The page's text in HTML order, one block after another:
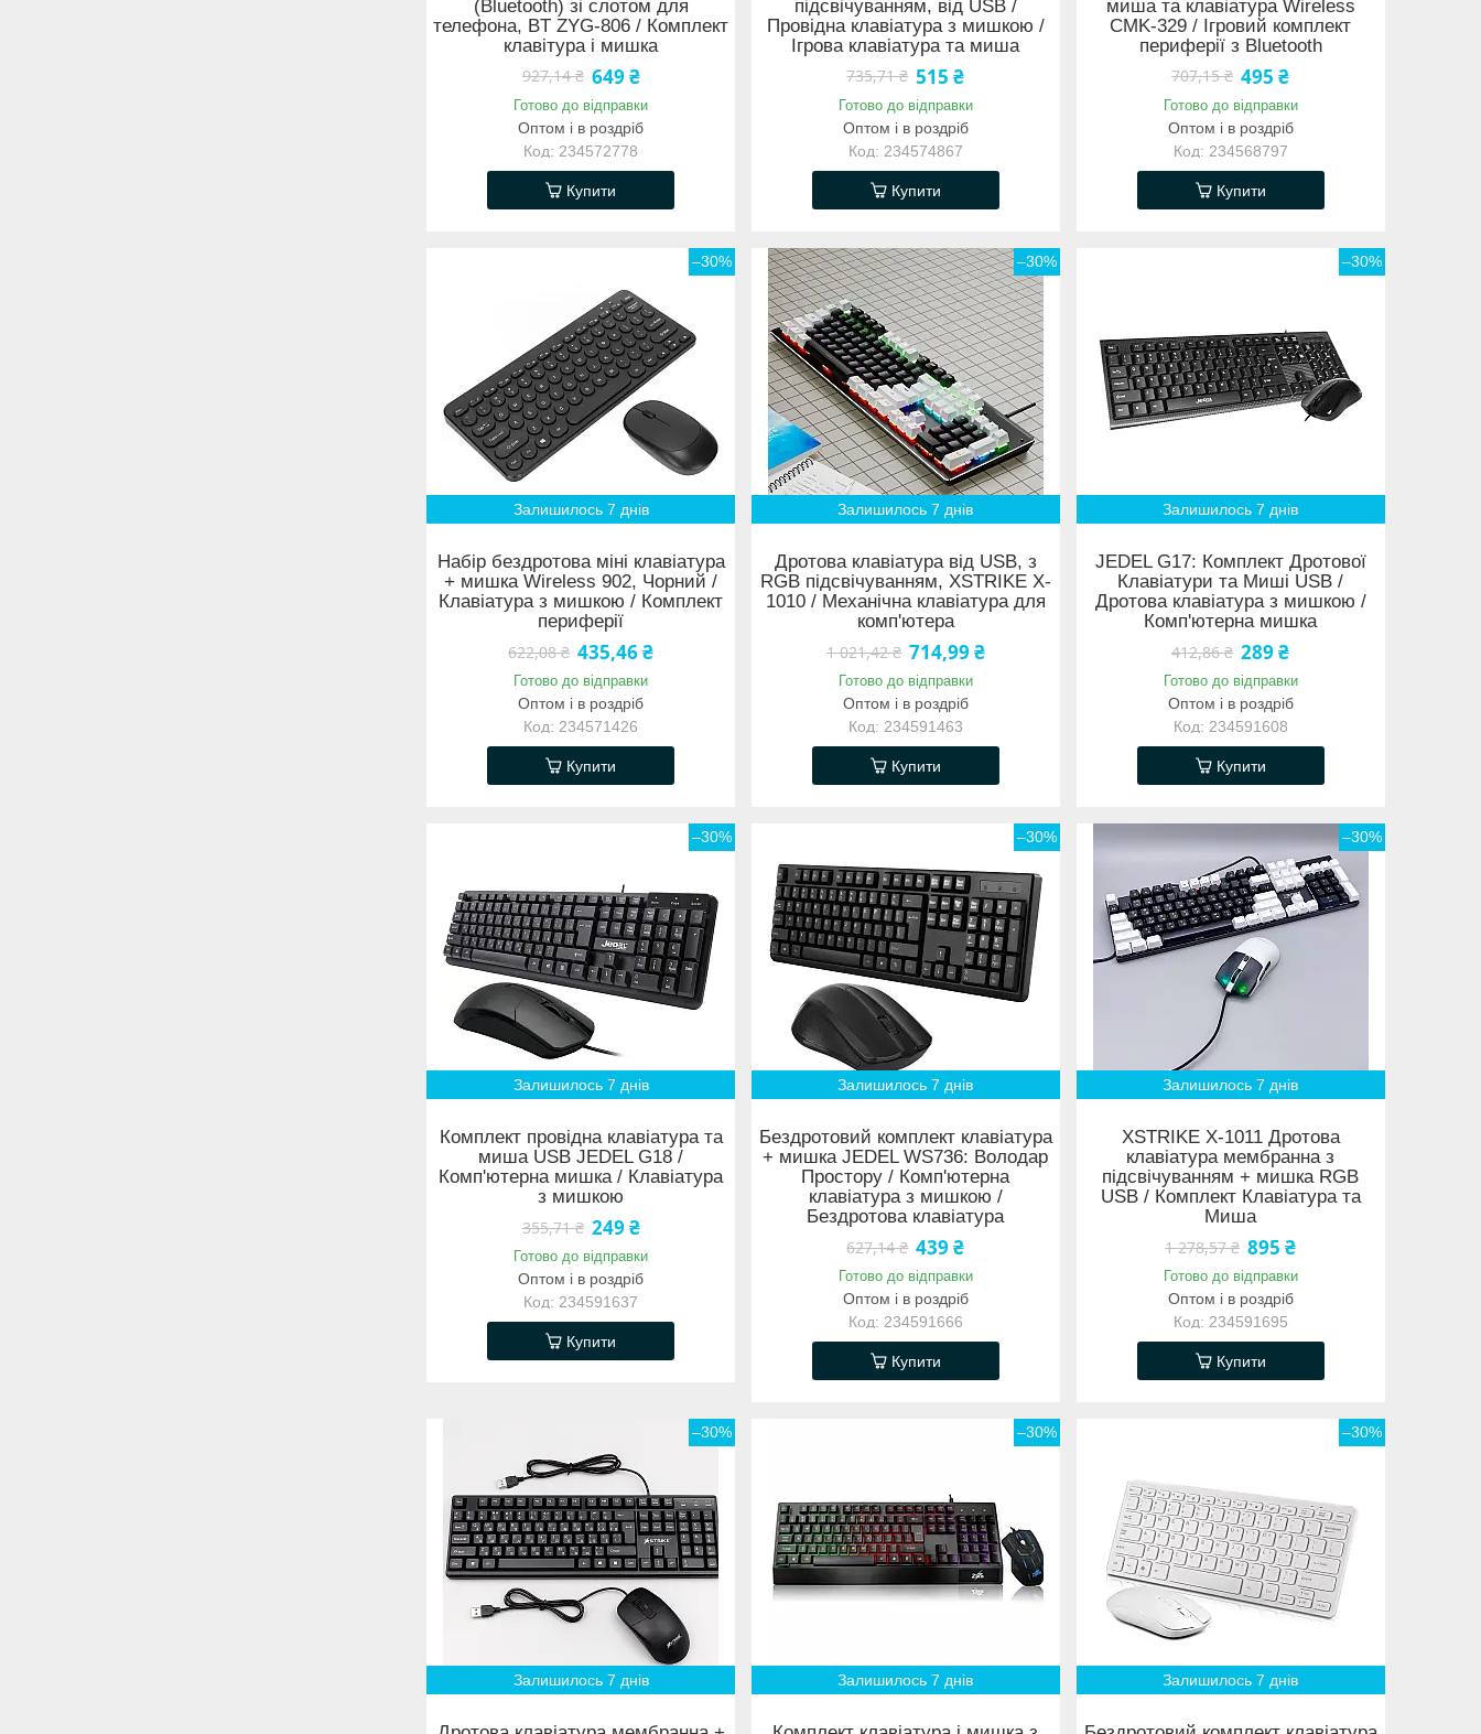
(Bluetooth) зі слотом для
телефона, BT ZYG-806 / Комплект
клавітура і мишка
927,14 ₴ 649 ₴
Готово до відправки
Оптом і в роздріб
234572778
Купити
підсвічуванням, від USB /
Провідна клавіатура з мишкою /
Ігрова клавіатура та миша
735,71 ₴ 515 ₴
Готово до відправки
Оптом і в роздріб
234574867
Купити
миша та клавіатура Wireless
CMK-329 / Ігровий комплект
периферії з Bluetooth
707,15 ₴ 495 ₴
Готово до відправки
Оптом і в роздріб
234568797
Купити
–30%
Залишилось 7 днів
Набір бездротова міні клавіатура
+ мишка Wireless 902, Чорний /
Клавіатура з мишкою / Комплект
периферії
622,08 ₴ 435,46 ₴
Готово до відправки
Оптом і в роздріб
234571426
Купити
–30%
Залишилось 7 днів
Дротова клавіатура від USB, з
RGB підсвічуванням, XSTRIKE X-
1010 / Механічна клавіатура для
комп'ютера
1 021,42 ₴ 714,99 ₴
Готово до відправки
Оптом і в роздріб
234591463
Купити
–30%
Залишилось 7 днів
JEDEL G17: Комплект Дротової
Клавіатури та Миші USB /
Дротова клавіатура з мишкою /
Комп'ютерна мишка
412,86 ₴ 289 ₴
Готово до відправки
Оптом і в роздріб
234591608
Купити
–30%
Залишилось 7 днів
Комплект провідна клавіатура та
миша USB JEDEL G18 /
Комп'ютерна мишка / Клавіатура
з мишкою
355,71 ₴ 249 ₴
Готово до відправки
Оптом і в роздріб
234591637
Купити
–30%
Залишилось 7 днів
Бездротовий комплект клавіатура
+ мишка JEDEL WS736: Володар
Простору / Комп'ютерна
клавіатура з мишкою /
Бездротова клавіатура
627,14 ₴ 439 ₴
Готово до відправки
Оптом і в роздріб
234591666
Купити
–30%
Залишилось 7 днів
XSTRIKE X-1011 Дротова
клавіатура мембранна з
підсвічуванням + мишка RGB
USB / Комплект Клавіатура та
Миша
1 278,57 ₴ 895 ₴
Готово до відправки
Оптом і в роздріб
234591695
Купити
–30%
Залишилось 7 днів
–30%
Залишилось 7 днів
–30%
Залишилось 7 днів